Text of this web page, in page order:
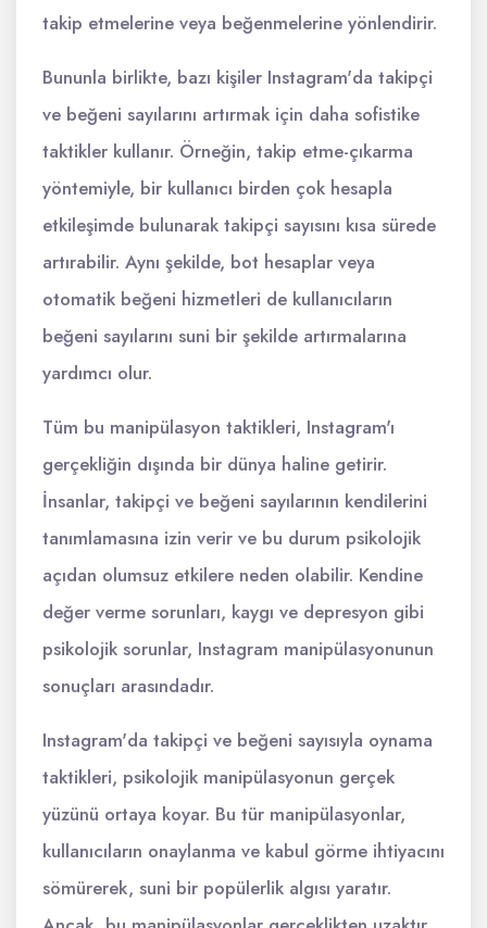
takip etmelerine veya beğenmelerine yönlendirir.
Bununla birlikte, bazı kişiler Instagram'da takipçi
ve beğeni sayılarını artırmak için daha sofistike
taktikler kullanır. Örneğin, takip etme-çıkarma
yöntemiyle, bir kullanıcı birden çok hesapla
etkileşimde bulunarak takipçi sayısını kısa sürede
artırabilir. Aynı şekilde, bot hesaplar veya
otomatik beğeni hizmetleri de kullanıcıların
beğeni sayılarını suni bir şekilde artırmalarına
yardımcı olur.
Tüm bu manipülasyon taktikleri, Instagram'ı
gerçekliğin dışında bir dünya haline getirir.
İnsanlar, takipçi ve beğeni sayılarının kendilerini
tanımlamasına izin verir ve bu durum psikolojik
açıdan olumsuz etkilere neden olabilir. Kendine
değer verme sorunları, kaygı ve depresyon gibi
psikolojik sorunlar, Instagram manipülasyonunun
sonuçları arasındadır.
Instagram'da takipçi ve beğeni sayısıyla oynama
taktikleri, psikolojik manipülasyonun gerçek
yüzünü ortaya koyar. Bu tür manipülasyonlar,
kullanıcıların onaylanma ve kabul görme ihtiyacını
sömürerek, suni bir popülerlik algısı yaratır.